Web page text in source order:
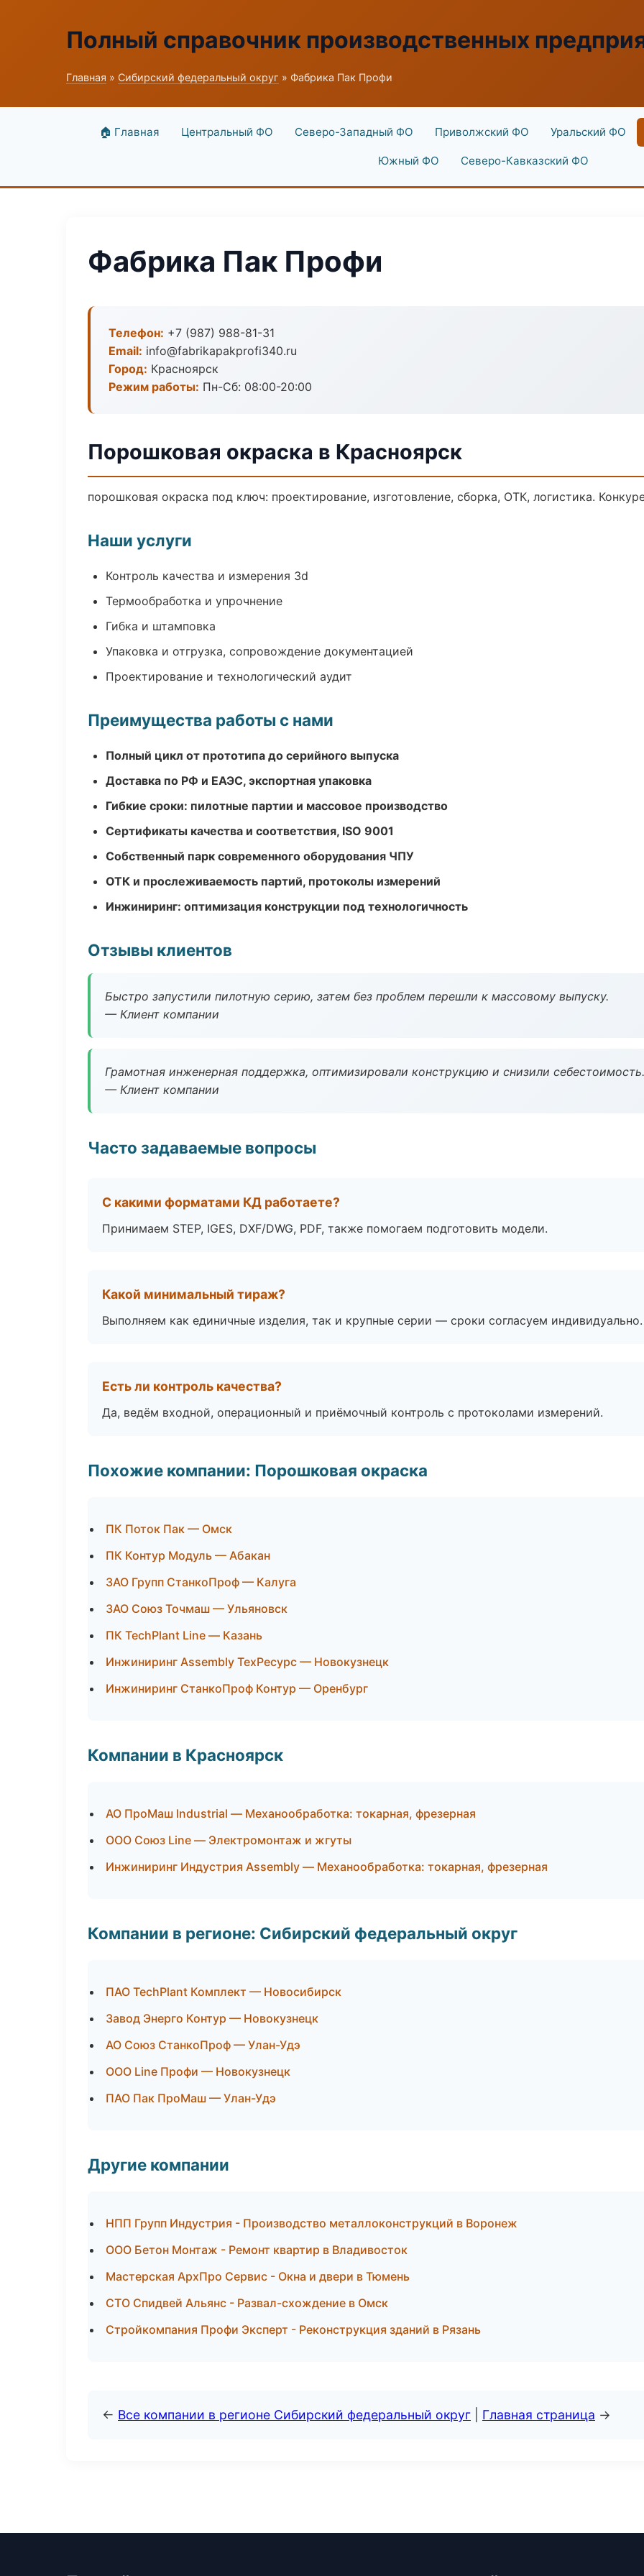
Полный справочник производственных
Главная » Сибирский федеральный округ » Фабрика Пак Профи
🏠 Главная Центральный ФО Северо-Западный ФО Приволжский ФО Уральский ФО
Южный ФО Северо-Кавказский ФО
Фабрика Пак Профи
Телефон: +7 (987) 988-81-31
Email: info@fabrikapakprofi340.ru
Город: Красноярск
Режим работы: Пн-Сб: 08:00-20:00
Порошковая окраска в Красноярск
порошковая окраска под ключ: проектирование, изготовление, сборка, ОТК, логистика.
Наши услуги
Контроль качества и измерения 3d
Термообработка и упрочнение
Гибка и штамповка
Упаковка и отгрузка, сопровождение документацией
Проектирование и технологический аудит
Преимущества работы с нами
Полный цикл от прототипа до серийного выпуска
Доставка по РФ и ЕАЭС, экспортная упаковка
Гибкие сроки: пилотные партии и массовое производство
Сертификаты качества и соответствия, ISO 9001
Собственный парк современного оборудования ЧПУ
ОТК и прослеживаемость партий, протоколы измерений
Инжиниринг: оптимизация конструкции под технологичность
Отзывы клиентов
Быстро запустили пилотную серию, затем без проблем перешли к массовому выпуску.
— Клиент компании
Грамотная инженерная поддержка, оптимизировали конструкцию и снизили себестоимость.
— Клиент компании
Часто задаваемые вопросы
С какими форматами КД работаете?
Принимаем STEP, IGES, DXF/DWG, PDF, также помогаем подготовить модели.
Какой минимальный тираж?
Выполняем как единичные изделия, так и крупные серии — сроки согласуем индивидуально.
Есть ли контроль качества?
Да, ведём входной, операционный и приёмочный контроль с протоколами измерений.
Похожие компании: Порошковая окраска
ПК Поток Пак — Омск
ПК Контур Модуль — Абакан
ЗАО Групп СтанкоПроф — Калуга
ЗАО Союз Точмаш — Ульяновск
ПК TechPlant Line — Казань
Инжиниринг Assembly ТехРесурс — Новокузнецк
Инжиниринг СтанкоПроф Контур — Оренбург
Компании в Красноярск
АО ПроМаш Industrial — Механообработка: токарная, фрезерная
ООО Союз Line — Электромонтаж и жгуты
Инжиниринг Индустрия Assembly — Механообработка: токарная, фрезерная
Компании в регионе: Сибирский федеральный округ
ПАО TechPlant Комплект — Новосибирск
Завод Энерго Контур — Новокузнецк
АО Союз СтанкоПроф — Улан-Удэ
ООО Line Профи — Новокузнецк
ПАО Пак ПроМаш — Улан-Удэ
Другие компании
НПП Групп Индустрия - Производство металлоконструкций в Воронеж
ООО Бетон Монтаж - Ремонт квартир в Владивосток
Мастерская АрхПро Сервис - Окна и двери в Тюмень
СТО Спидвей Альянс - Развал-схождение в Омск
Стройкомпания Профи Эксперт - Реконструкция зданий в Рязань
← Все компании в регионе Сибирский федеральный округ Главная страница →